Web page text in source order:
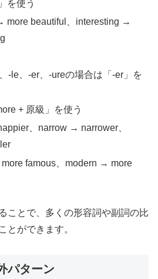
を使う
more beautiful、interesting →
-le、-er、-ureの場合は「-er」を
+ 原級」を使う
、narrow → narrower、
famous、modern → more
ことで、多くの形容詞や副詞の比
とができます。
パターン